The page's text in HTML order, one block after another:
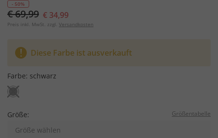
- 50%
€ 69,99 € 34,99
Preis inkl. MwSt. zzgl. Versandkosten
Diese Farbe ist ausverkauft
Farbe: schwarz
Größe: Größentabelle
Größe wählen